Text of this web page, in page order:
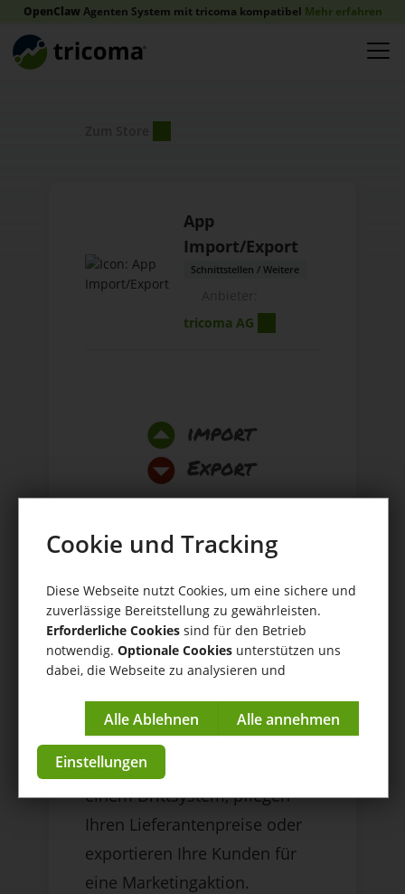
OpenClawAgenten System mit tricoma kompatibel Mehr erfahren
App
Import/Export
Schnittstellen / Weitere
tricoma AG
Kunden, Produkte, Lieferantenpreislisten etc.
einfach verarbeiten
Einfaches
Datenmanage
ment
Über die App Import/Export
übernehmen Sie einfach und
effizient Ihre Produktdaten aus
einem Drittsystem, pflegen
Ihren Lieferantenpreise oder
exportieren Ihre Kunden für
eine Marketingaktion.
Cookie und Tracking
Diese Webseite nutzt Cookies, um eine sichere und
zuverlässige Bereitstellung zu gewährleisten.
Erforderliche Cookies sind für den Betrieb
notwendig. Optionale Cookies unterstützen uns
dabei, die Webseite zu analysieren und
Impressum| Datenschutzerklärung
Einstellungen